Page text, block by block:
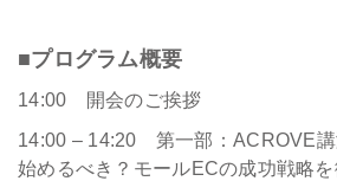
■プログラム概要
14:00 開会のご挨拶
14:00 – 14:20 第一部：ACROVE講
始めるべき？モールECの成功戦略を